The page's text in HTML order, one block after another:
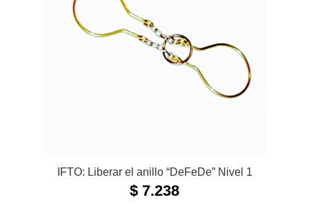
IFTO: Liberar el anillo “DeFeDe” Nivel 1
$ 7.238